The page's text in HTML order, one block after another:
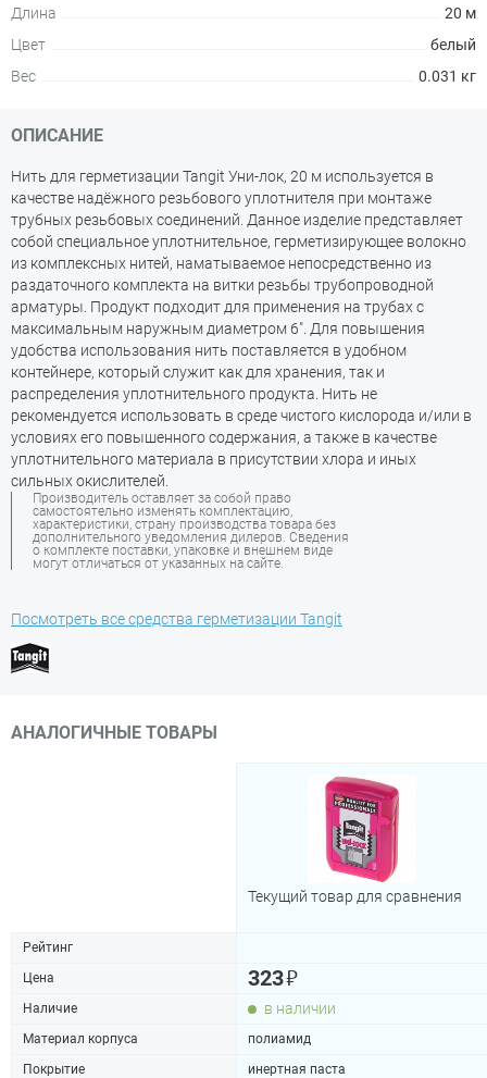
Длина
20 м
Цвет
белый
Вес
0.031 кг
ОПИСАНИЕ
Нить для герметизации Tangit Уни-лок, 20 м используется в
качестве надёжного резьбового уплотнителя при монтаже
трубных резьбовых соединений. Данное изделие представляет
собой специальное уплотнительное, герметизирующее волокно
из комплексных нитей, наматываемое непосредственно из
раздаточного комплекта на витки резьбы трубопроводной
арматуры. Продукт подходит для применения на трубах с
максимальным наружным диаметром 6". Для повышения
удобства использования нить поставляется в удобном
контейнере, который служит как для хранения, так и
распределения уплотнительного продукта. Нить не
рекомендуется использовать в среде чистого кислорода и/или в
условиях его повышенного содержания, а также в качестве
уплотнительного материала в присутствии хлора и иных
сильных окислителей.
Производитель оставляет за собой право
самостоятельно изменять комплектацию,
характеристики, страну производства товара без
дополнительного уведомления дилеров. Сведения
о комплекте поставки, упаковке и внешнем виде
могут отличаться от указанных на сайте.
Посмотреть все средства герметизации Tangit
АНАЛОГИЧНЫЕ ТОВАРЫ
Текущий товар для сравнения
Рейтинг
Цена
323₽
Наличие в наличии
Материал корпуса
полиамид
Покрытие
инертная паста